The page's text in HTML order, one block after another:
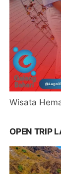
Wisata
OPEN TRIP